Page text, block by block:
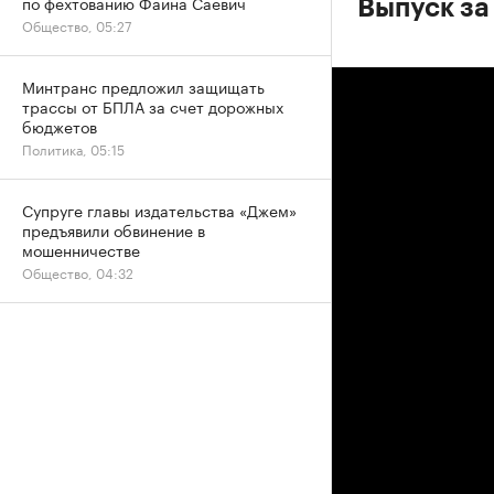
Выпуск
Общество, 05:27
Минтранс предложил защищать
трассы от БПЛА за счет дорожных
бюджетов
Политика, 05:15
Супруге главы издательства «Джем»
предъявили обвинение в
мошенничестве
Общество, 04:32